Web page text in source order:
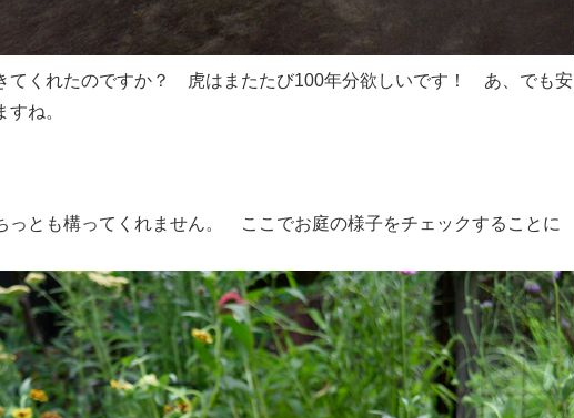
てくれたのですか？ 虎はまたたび100年分欲しいです！ あ、でも安
ね。
っとも構ってくれません。 ここでお庭の様子をチェックすることに